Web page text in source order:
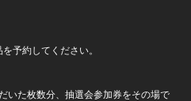
予約してください。
いた枚数分、抽選会参加券をその場で